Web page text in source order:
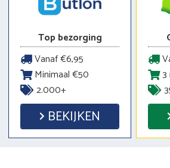
Top bezorging
Vanaf €6,95
Minimaal €50
2.000+
BEKIJKEN
3